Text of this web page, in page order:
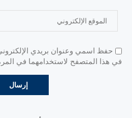
حفظ اسمي وعنوان بريدي
في هذا المتصفح لاستخدامهما في